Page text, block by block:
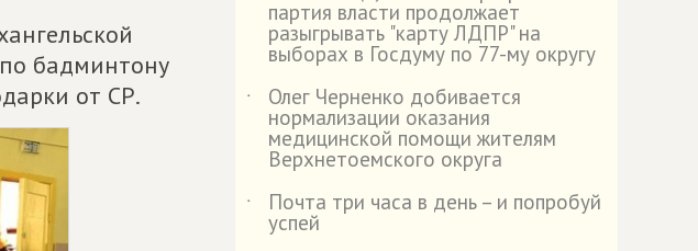
бадминтону
от СР.
партия власти продолжает
разыгрывать "карту ЛДПР" на
выборах в Госдуму по 77-му округу
˙
Олег Черненко добивается
нормализации оказания
медицинской помощи жителям
Верхнетоемского округа
˙
Почта три часа в день – и попробуй
успей